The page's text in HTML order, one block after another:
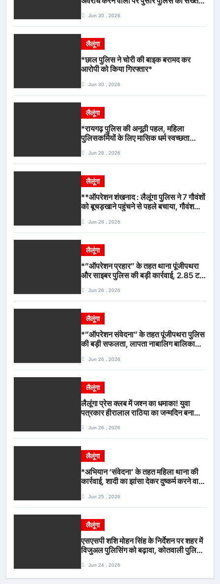
Jun 30 , 2026
लैलूंगा
*छाल पुलिस ने चोरी की बाइक बरामद कर
आरोपी को किया गिरफ्तार*
Jun 30 , 2026
लैलूंगा
*रायगढ़ पुलिस की अनूठी पहल, महिला
पुलिसकर्मियों के लिए मासिक धर्म स्वच्छता
Jun 28 , 2026
लैलूंगा
**ऑपरेशन शंखनाद : लैलूंगा पुलिस ने 7 गौवंशों
को बूचड़खाने पहुंचने से पहले बचाया, गौवंश
Jun 28 , 2026
लैलूंगा
*”ऑपरेशन प्रहार” के तहत थाना पूंजीपथरा
और साइबर पुलिस की बड़ी कार्रवाई, 2.85 टन
Jun 26 , 2026
लैलूंगा
*”ऑपरेशन संवेदना” के तहत पूंजीपथरा पुलिस
की बड़ी सफलता, लापता नाबालिग बालिका
गिरफ्तार*
Jun 26 , 2026
लैलूंगा
लैलूंगा प्रेस क्लब में जश्न का धमाका! युवा
पत्रकार हीरालाल राठिया का जन्मदिन बना
स्वरJun 26 , 2026
लैलूंगा
*अभियान ‘संवेदना’ के तहत महिला थाना की
कार्रवाई, शादी का झांसा देकर दुष्कर्म करने वाला
Jun 25 , 2026
लैलूंगा
एसएसपी शशि मोहन सिंह के निर्देशन पर शहर में
विजुअल पुलिसिंग को बढ़ावा, कोतवाली पुलिस
Jun 24 , 2026